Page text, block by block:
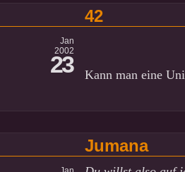
42
Jan
2002
23 Kann man eine
Jumana